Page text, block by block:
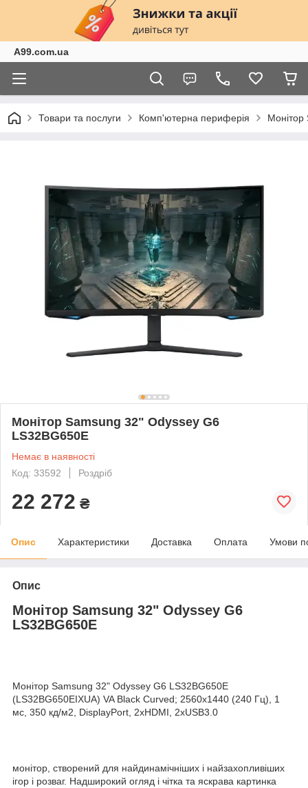
A99.com.ua
Товари та послуги Комп'ютерна периферія
Монітор Samsung 32" Odyssey G6
LS32BG650E
Немає в наявності
Код: 33592
Роздріб
22 272 ₴
Опис Характеристики Доставка Оплата Умови
Опис
Монітор Samsung 32" Odyssey G6
LS32BG650E
Монiтор Samsung 32" Odyssey G6 LS32BG650E
(LS32BG650EIXUA) VA Black Curved; 2560х1440 (240 Гц), 1
мс, 350 кд/м2, DisplayPort, 2xHDMI, 2хUSB3.0
монітор, створений для найдинамічніших і найзахопливіших
ігор і розваг. Надширокий огляд і чітка та яскрава картинка